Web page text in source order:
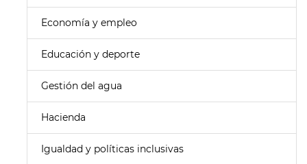
Economía y empleo
Educación y deporte
Gestión del agua
Hacienda
Igualdad y políticas inclusivas